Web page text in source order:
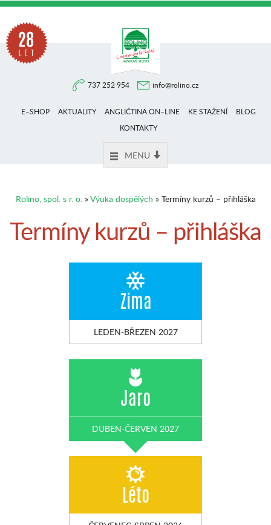
737 252 954 info@rolino.cz
E–SHOP AKTUALITY ANGLIČTINA ON–LINE KE STAŽENÍ
BLOG
KONTAKTY
MENU
Rolino, spol. s r. o.»Výuka dospělých » Termíny kurzů – přihláška
Termíny kurzů – přihláška
Zima
LEDEN-BŘEZEN 2027
Jaro
DUBEN-ČERVEN 2027
Léto